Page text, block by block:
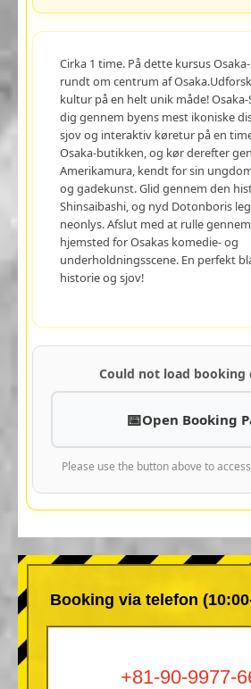
Cirka 1 time. På dette kursus
rundt om centrum af
kultur på en helt unik måde!
dig gennem byens mest ikoniske
sjov og interaktiv køretur på en
Osaka-butikken, og kør derefter
Amerikamura, kendt for sin
og gadekunst. Glid gennem den
Shinsaibashi, og nyd Dotonboris
neonlys. Afslut med at rulle
hjemsted for Osakas komedie- og
underholdningsscene. En perfekt
historie og sjov!
Could not load booking
Open Booking
Please use the button above to
Booking via telefon
+81-90-9977-